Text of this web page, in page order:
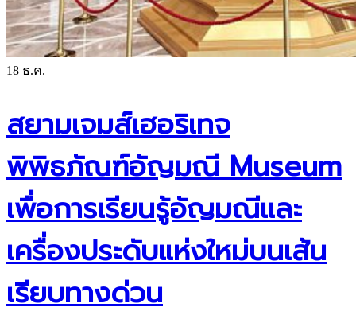
18 ธ.ค.
สยามเจมส์เฮอริเทจ
พิพิธภัณฑ์อัญมณี Museum
เพื่อการเรียนรู้อัญมณีและ
เครื่องประดับแห่งใหม่บนเส้น
เรียบทางด่วน